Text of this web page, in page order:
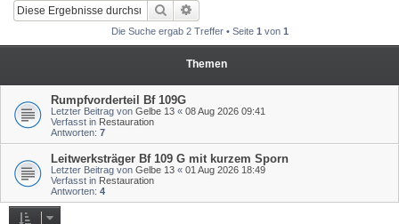
Suche
Die Suche ergab 2 Treffer • Seite 1 von 1
Themen
Rumpfvorderteil Bf 109G
Letzter Beitrag von Gelbe 13 « 08 Aug 2026 09:41
Verfasst in Restauration
Antworten: 7
Leitwerksträger Bf 109 G mit kurzem Sporn
Letzter Beitrag von Gelbe 13 « 01 Aug 2026 18:49
Verfasst in Restauration
Antworten: 4